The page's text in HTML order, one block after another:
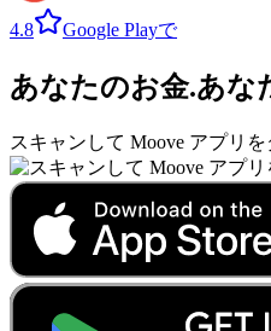
4.8 Google Playで
あなたのお金.あな
スキャンして Moove アプリ